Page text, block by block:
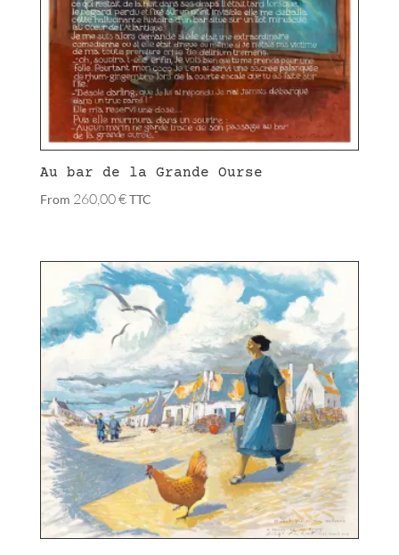
Au bar de la Grande Ourse
From 260,00€TTC